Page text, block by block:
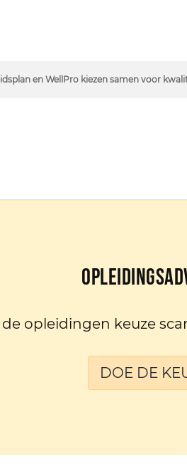
en WellPro kiezen samen voor
de opleidingen keuze
DOE DE